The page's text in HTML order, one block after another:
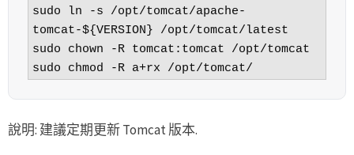
sudo ln -s /opt/tomcat/apache-
tomcat-${VERSION} /opt/tomcat/latest
sudo chown -R tomcat:tomcat /opt/tomcat
sudo chmod -R a+rx /opt/tomcat/
說明: 建議定期更新 Tomcat 版本.